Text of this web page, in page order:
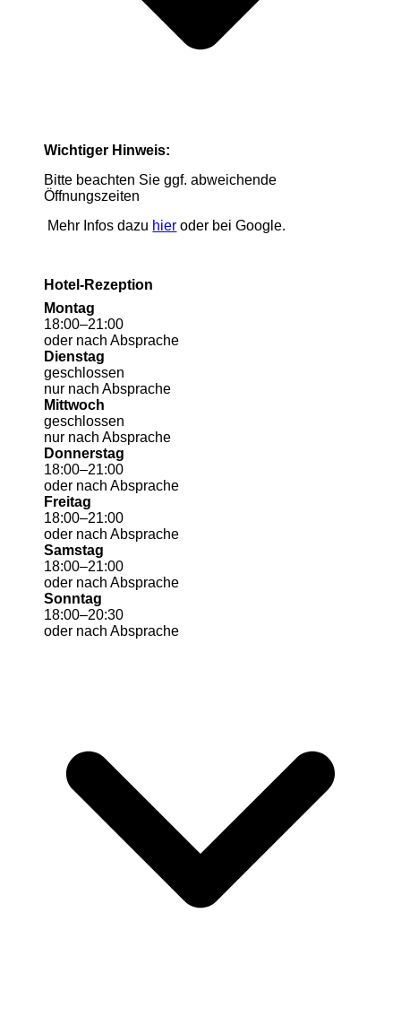
Wichtiger Hinweis:
Bitte beachten Sie ggf. abweichende
Öffnungszeiten
Mehr Infos dazu hier oder bei Google.
Hotel-Rezeption
Montag
18:00–21:00
oder nach Absprache
Dienstag
geschlossen
nur nach Absprache
Mittwoch
geschlossen
nur nach Absprache
Donnerstag
18:00–21:00
oder nach Absprache
Freitag
18:00–21:00
oder nach Absprache
Samstag
18:00–21:00
oder nach Absprache
Sonntag
18:00–20:30
oder nach Absprache